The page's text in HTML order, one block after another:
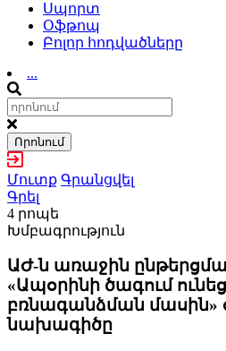
Սպորտ
Օֆթոպ
Բոլոր հոդվածները
...
Որոնում
Մուտք Գրանցվել
Գրել
4 րոպե
Խմբագրություն
ԱԺ-ն առաջին
«Ապօրինի ծագում
բռնագանձման մասին»
նախագիծը